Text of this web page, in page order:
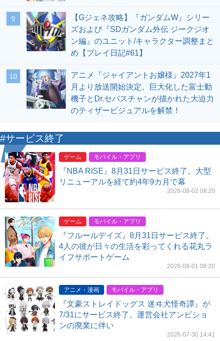
9
【Gジェネ攻略】『ガンダムW』シリー
ズおよび『SDガンダム外伝 ジークジオ
ン編』のユニット/キャラクター調整まと
め【プレイ日記#61】
10
アニメ『ジャイアントお嬢様』2027年1
月より放送開始決定。巨大化した富士動
機子とDr.セバスチャンが描かれた大迫力
のティザービジュアルを解禁！
#サービス終了
ゲーム モバイル・アプリ
『NBA RISE』8月31日サービス終了。大型
リニューアルを経て約4年9カ月で幕
2026-08-02 08:20
ゲーム モバイル・アプリ
『フルールデイズ』8月31日サービス終了。
4人の彼が日々の生活を彩ってくれる花丸ラ
イフサポートゲーム
2026-08-01 08:20
アニメ・漫画 モバイル・アプリ
『文豪ストレイドッグス 迷ヰ犬怪奇譚』が
7/31にサービス終了。運営会社アンビショ
ンの廃業に伴い
2026-07-30 14:41